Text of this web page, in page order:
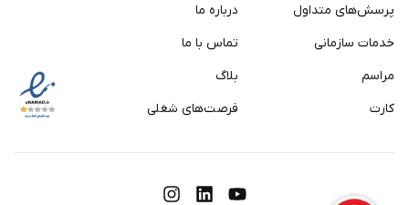
پرسش‌های متداول
خدمات سازمانی
مراسم
کارت
درباره ما
تماس با ما
بلاگ
فرصت‌های شغلی